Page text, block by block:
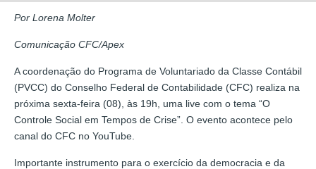
Por Lorena Molter
Comunicação CFC/Apex
A coordenação do Programa de Voluntariado da Classe Contábil
(PVCC) do Conselho Federal de Contabilidade (CFC) realiza na
próxima sexta-feira (08), às 19h, uma live com o tema “O
Controle Social em Tempos de Crise”. O evento acontece pelo
canal do CFC no YouTube.
Importante instrumento para o exercício da democracia e da